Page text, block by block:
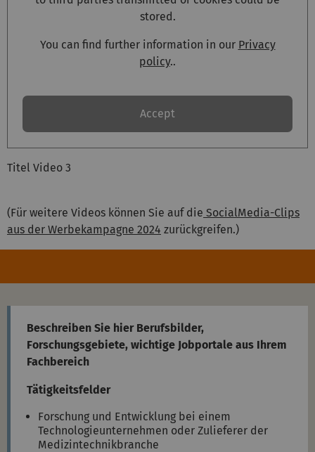
stored.
You can find further information in our Privacy
policy..
Accept
Titel Video 3
(Für weitere Videos können Sie auf die SocialMedia-Clips
aus der Werbekampagne 2024 zurückgreifen.)
Beschreiben Sie hier Berufsbilder,
Forschungsgebiete, wichtige Jobportale aus Ihrem
Fachbereich
Tätigkeitsfelder
Forschung und Entwicklung bei einem
Technologieunternehmen oder Zulieferer der
Medizintechnikbranche